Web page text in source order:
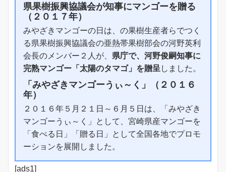
県果樹振興協議会が知事にマンゴーを贈る
（２０１７年）
みやざきマンゴーの日は、の果樹生産者らでつく
る県果樹振興協議会の亜熱帯果樹部会の河野英利
会長のメンバー２人が、 県庁で、河野俊嗣知事に
完熟マンゴー「太陽のタマゴ」を贈呈 しました。
「みやざきマンゴーうぃ～く」（２０１６
年）
２０１６年５月２１日～６月５日は、「みやざき
マンゴーうぃ～く」として、宮崎県産マンゴーを
「食べる日」「贈る日」として全国各地でプロモ
ーションを展開しました。
[ads1]